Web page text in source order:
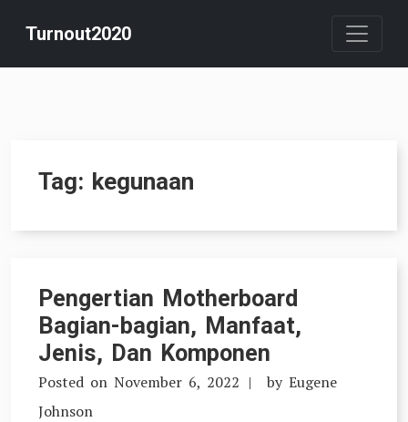
content
Turnout2020
Tag: kegunaan
Pengertian Motherboard
Bagian-bagian, Manfaat,
Jenis, Dan Komponen
Posted on November 6, 2022 by Eugene
Johnson